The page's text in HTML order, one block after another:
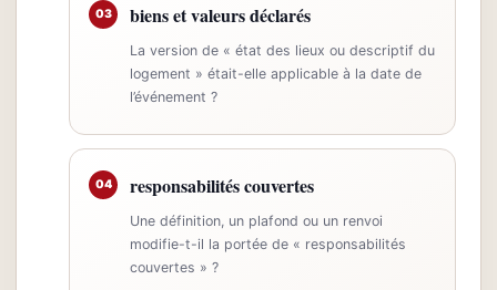
03 biens et valeurs déclarés
La version de « état des lieux ou descriptif du
logement » était-elle applicable à la date de
l’événement ?
04 responsabilités couvertes
Une définition, un plafond ou un renvoi
modifie-t-il la portée de « responsabilités
couvertes » ?